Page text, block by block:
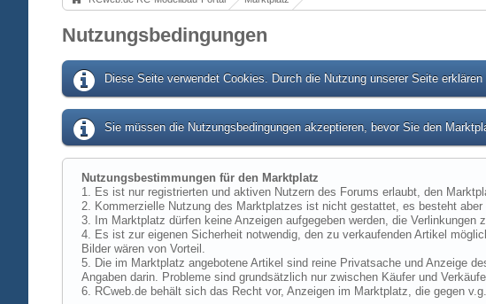
Nutzungsbedingungen
Diese Seite verwendet Cookies. Durch die Nutzung unserer Seite
Sie müssen die Nutzungsbedingungen akzeptieren, bevor Sie den
Nutzungsbestimmungen für den Marktplatz
1. Es ist nur registrierten und aktiven Nutzern des Forums erlaubt, den
2. Kommerzielle Nutzung des Marktplatzes ist nicht gestattet, es besteht
3. Im Marktplatz dürfen keine Anzeigen aufgegeben werden, die
4. Es ist zur eigenen Sicherheit notwendig, den zu verkaufenden Artikel
Bilder wären von Vorteil.
5. Die im Marktplatz angebotene Artikel sind reine Privatsache und Anzeige
Angaben darin. Probleme sind grundsätzlich nur zwischen Käufer und
6. RCweb.de behält sich das Recht vor, Anzeigen im Marktplatz, die gegen